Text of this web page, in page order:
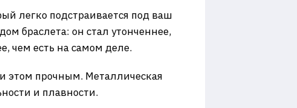
легко подстраивается под ваш
браслета: он стал утонченнее,
чем есть на самом деле.
этом прочным. Металлическая
и плавности.